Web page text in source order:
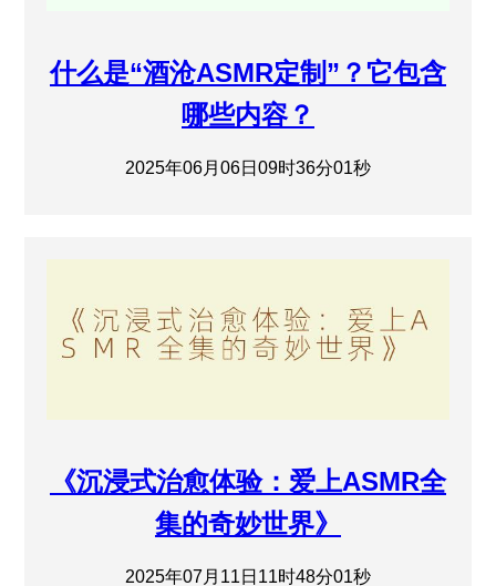
什么是“酒沧ASMR定制”？它包含
哪些内容？
2025年06月06日09时36分01秒
《沉浸式治愈体验：爱上ASMR全
集的奇妙世界》
2025年07月11日11时48分01秒